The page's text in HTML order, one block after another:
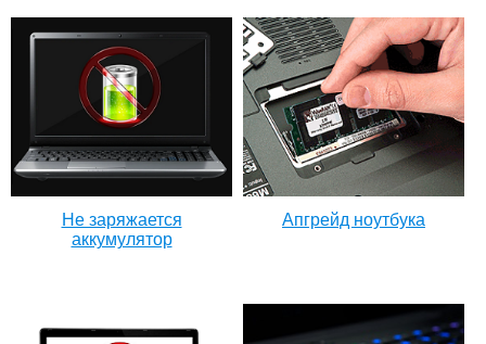
Не заряжается
аккумулятор
Апгрейд ноутбука